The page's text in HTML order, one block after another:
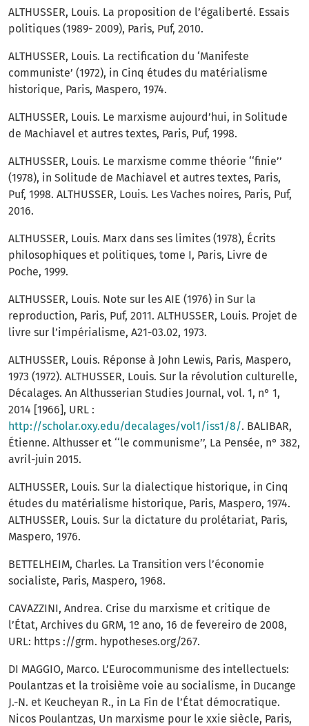
ALTHUSSER, Louis. La proposition de l’égaliberté. Essais
politiques (1989- 2009), Paris, Puf, 2010.
ALTHUSSER, Louis. La rectification du ‘Manifeste
communiste’ (1972), in Cinq études du matérialisme
historique, Paris, Maspero, 1974.
ALTHUSSER, Louis. Le marxisme aujourd’hui, in Solitude
de Machiavel et autres textes, Paris, Puf, 1998.
ALTHUSSER, Louis. Le marxisme comme théorie ‘‘finie’’
(1978), in Solitude de Machiavel et autres textes, Paris,
Puf, 1998. ALTHUSSER, Louis. Les Vaches noires, Paris, Puf,
2016.
ALTHUSSER, Louis. Marx dans ses limites (1978), Écrits
philosophiques et politiques, tome I, Paris, Livre de
Poche, 1999.
ALTHUSSER, Louis. Note sur les AIE (1976) in Sur la
reproduction, Paris, Puf, 2011. ALTHUSSER, Louis. Projet de
livre sur l’impérialisme, A21-03.02, 1973.
ALTHUSSER, Louis. Réponse à John Lewis, Paris, Maspero,
1973 (1972). ALTHUSSER, Louis. Sur la révolution culturelle,
Décalages. An Althusserian Studies Journal, vol. 1, n° 1,
2014 [1966], URL :
http://scholar.oxy.edu/decalages/vol1/iss1/8/. BALIBAR,
Étienne. Althusser et ‘‘le communisme’’, La Pensée, n° 382,
avril-juin 2015.
ALTHUSSER, Louis. Sur la dialectique historique, in Cinq
études du matérialisme historique, Paris, Maspero, 1974.
ALTHUSSER, Louis. Sur la dictature du prolétariat, Paris,
Maspero, 1976.
BETTELHEIM, Charles. La Transition vers l’économie
socialiste, Paris, Maspero, 1968.
CAVAZZINI, Andrea. Crise du marxisme et critique de
l’État, Archives du GRM, 1º ano, 16 de fevereiro de 2008,
URL: https ://grm. hypotheses.org/267.
DI MAGGIO, Marco. L’Eurocommunisme des intellectuels:
Poulantzas et la troisième voie au socialisme, in Ducange
J.-N. et Keucheyan R., in La Fin de l’État démocratique.
Nicos Poulantzas, Un marxisme pour le xxie siècle, Paris,